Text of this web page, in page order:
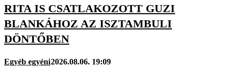
RITA IS CSATLAKOZOTT GUZI
BLANKÁHOZ AZ ISZTAMBULI
DÖNTŐBEN
Egyéb egyéni2026.08.06. 19:09